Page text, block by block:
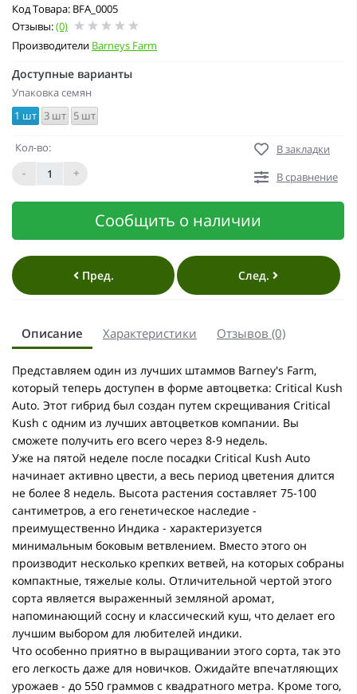
Код Товара: BFA_0005
Отзывы:(0)
Производители Barneys Farm
Доступные варианты
Упаковка семян
1 шт 3 шт 5 шт
Кол-во:
-
+
В закладки
В сравнение
Сообщить о наличии
Пред. След.
Описание Характеристики Отзывов (0)
Представляем один из лучших штаммов Barney's Farm,
который теперь доступен в форме автоцветка: Critical Kush
Auto. Этот гибрид был создан путем скрещивания Critical
Kush с одним из лучших автоцветков компании. Вы
сможете получить его всего через 8-9 недель.
Уже на пятой неделе после посадки Critical Kush Auto
начинает активно цвести, а весь период цветения длится
не более 8 недель. Высота растения составляет 75-100
сантиметров, а его генетическое наследие -
преимущественно Индика - характеризуется
минимальным боковым ветвлением. Вместо этого он
производит несколько крепких ветвей, на которых собраны
компактные, тяжелые колы. Отличительной чертой этого
сорта является выраженный земляной аромат,
напоминающий сосну и классический куш, что делает его
лучшим выбором для любителей индики.
Что особенно приятно в выращивании этого сорта, так это
его легкость даже для новичков. Ожидайте впечатляющих
урожаев - до 550 граммов с квадратного метра. Кроме того,